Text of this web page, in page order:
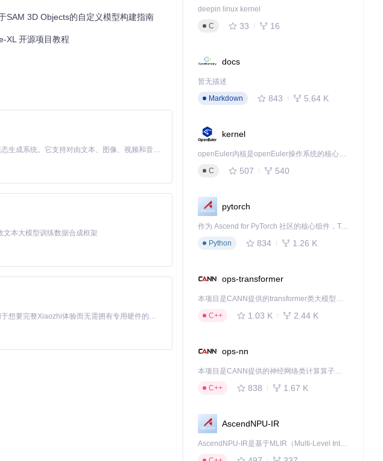
推理做好准备。
SAM 3D Objects的自定义模型构建指南
XL 开源项目教程
MiniMax H3 是一个通用的全模态生成系统。它支持对由文本、图像、视频和音频组成的多模态上下文进行统一理解，并能生成分辨率高达 2K、时长可达 15 秒的带原生立体声音频的视频。得益于面向任务泛化的系统设计，H3 在预训练阶段就已具备广泛的多模态上下文理解与生成能力，能够出色地执行复杂的多模态指令。
文本大模型训练数据合成框架
基于Python的Xiaozhi AI，适用于想要完整Xiaozhi体验而无需拥有专用硬件的用户。
deepin linux kernel
C
33 16
docs
暂无描述
Markdown
843 5.64 K
kernel
openEuler内核是openEuler操作系统的核心，既是系统性能与稳定性的基石，也是连接处理器、设备与服务的桥梁。
C
507 540
pytorch
作为 Ascend for PyTorch 社区的核心组件，TorchNPU 是昇腾专为 PyTorch 打造的深度学习适配插件，使 PyTorch 框架能够直接调用昇腾 NPU，为开发者提供昇腾 AI 处理器的超强算力。
Python
834 1.26 K
ops-transformer
本项目是CANN提供的transformer类大模型算子库，实现网络在NPU上加速计算。
C++
1.03 K 2.44 K
ops-nn
本项目是CANN提供的神经网络类计算算子库，实现网络在NPU上加速计算。
C++
838 1.67 K
AscendNPU-IR
AscendNPU-IR是基于MLIR（Multi-Level Intermediate Representation）构建的，面向昇腾亲和算子编译时使用的中间表示，提供昇腾完备表达能力，通过编译优化提升昇腾AI处理器计算效率，支持通过生态框架使能昇腾AI处理器与深度调优